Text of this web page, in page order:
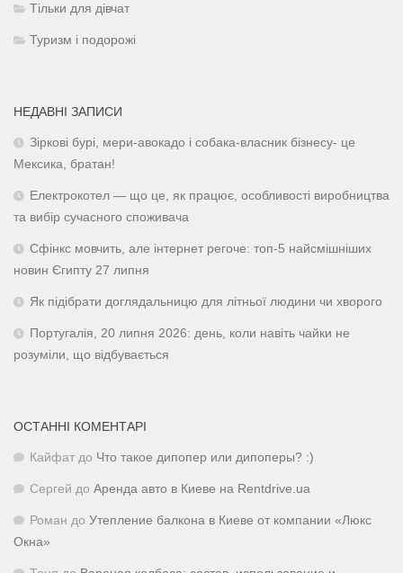
Тільки для дівчат
Туризм і подорожі
НЕДАВНІ ЗАПИСИ
Зіркові бурі, мери-авокадо і собака-власник бізнесу- це
Мексика, братан!
Електрокотел — що це, як працює, особливості виробництва
та вибір сучасного споживача
Сфінкс мовчить, але інтернет регоче: топ-5 найсмішніших
новин Єгипту 27 липня
Як підібрати доглядальницю для літньої людини чи хворого
Португалія, 20 липня 2026: день, коли навіть чайки не
розуміли, що відбувається
ОСТАННІ КОМЕНТАРІ
Кайфат до Что такое дипопер или дипоперы? :)
Сергей до Аренда авто в Киеве на Rentdrive.ua
Роман до Утепление балкона в Киеве от компании «Люкс
Окна»